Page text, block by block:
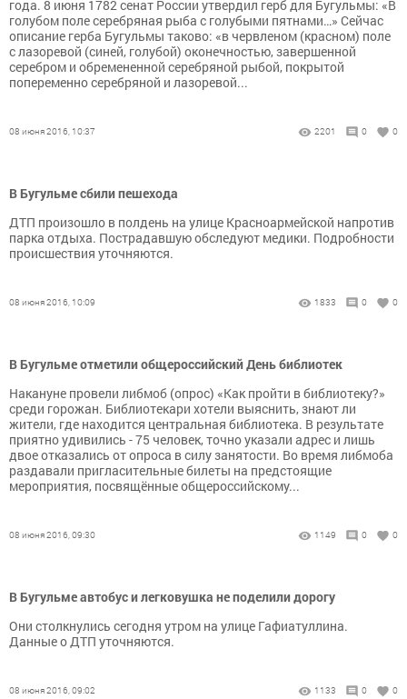
года. 8 июня 1782 сенат России утвердил герб для Бугульмы: «В
голубом поле серебряная рыба с голубыми пятнами…» Сейчас
описание герба Бугульмы таково: «в червленом (красном) поле
с лазоревой (синей, голубой) оконечностью, завершенной
серебром и обремененной серебряной рыбой, покрытой
попеременно серебряной и лазоревой...
08 июня 2016, 10:37 2201 0 0
В Бугульме сбили пешехода
ДТП произошло в полдень на улице Красноармейской напротив
парка отдыха. Пострадавшую обследуют медики. Подробности
происшествия уточняются.
08 июня 2016, 10:09 1833 0 0
В Бугульме отметили общероссийский День библиотек
Накануне провели либмоб (опрос) «Как пройти в библиотеку?»
среди горожан. Библиотекари хотели выяснить, знают ли
жители, где находится центральная библиотека. В результате
приятно удивились - 75 человек, точно указали адрес и лишь
двое отказались от опроса в силу занятости. Во время либмоба
раздавали пригласительные билеты на предстоящие
мероприятия, посвящённые общероссийскому...
08 июня 2016, 09:30 1149 0 0
В Бугульме автобус и легковушка не поделили дорогу
Они столкнулись сегодня утром на улице Гафиатуллина.
Данные о ДТП уточняются.
08 июня 2016, 09:02 1133 0 0